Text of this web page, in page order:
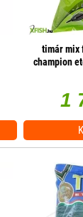
timár mix
champion
1